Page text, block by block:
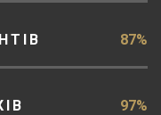
87%
97%